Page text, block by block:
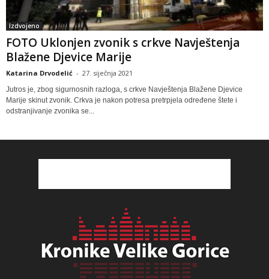
Izdvojeno
FOTO Uklonjen zvonik s crkve Navještenja
Blažene Djevice Marije
Katarina Drvodelić - 27. siječnja 2021
Jutros je, zbog sigurnosnih razloga, s crkve Navještenja Blažene Djevice
Marije skinut zvonik. Crkva je nakon potresa pretrpjela određene štete i
odstranjivanje zvonika se...